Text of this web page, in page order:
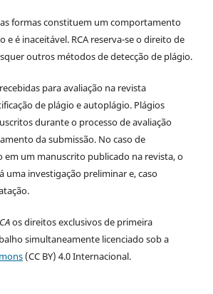
formas constituem um comportamento
e é inaceitável. RCA reserva-se o direito de
outros métodos de detecção de plágio.
para avaliação na revista
de plágio e autoplágio. Plágios
durante o processo de avaliação
da submissão. No caso de
em um manuscrito publicado na revista, o
uma investigação preliminar e, caso
os direitos exclusivos de primeira
simultaneamente licenciado sob a
(CC BY) 4.0 Internacional.